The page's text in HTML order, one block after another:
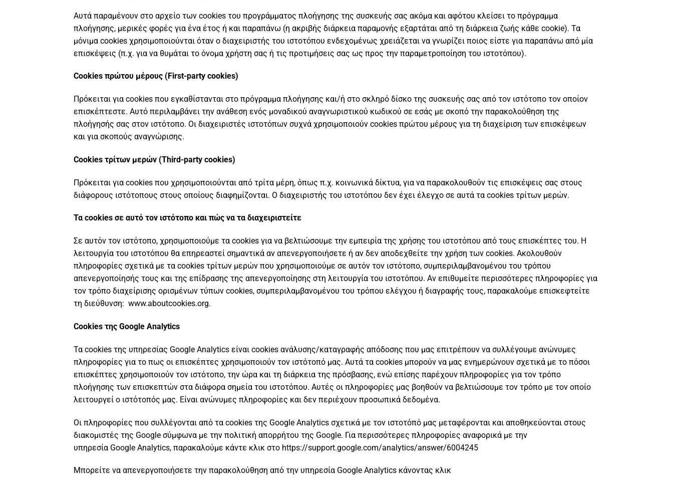
Αυτά παραμένουν στο αρχείο των cookies του προγράμματος πλοήγησης της συσκευής σας ακόμα και αφότου κλείσει το πρόγραμμα
πλοήγησης, μερικές φορές για ένα έτος ή και παραπάνω (η ακριβής διάρκεια παραμονής εξαρτάται από τη διάρκεια ζωής κάθε cookie). Τα
μόνιμα cookies χρησιμοποιούνται όταν ο διαχειριστής του ιστοτόπου ενδεχομένως χρειάζεται να γνωρίζει ποιος είστε για παραπάνω από μία
επισκέψεις (π.χ. για να θυμάται το όνομα χρήστη σας ή τις προτιμήσεις σας ως προς την παραμετροποίηση του ιστοτόπου).
Cookies πρώτου μέρους (First-party cookies)
Πρόκειται για cookies που εγκαθίστανται στο πρόγραμμα πλοήγησης και/ή στο σκληρό δίσκο της συσκευής σας από τον ιστότοπο τον οποίον
επισκέπτεστε. Αυτό περιλαμβάνει την ανάθεση ενός μοναδικού αναγνωριστικού κωδικού σε εσάς με σκοπό την παρακολούθηση της
πλοήγησής σας στον ιστότοπο. Οι διαχειριστές ιστοτόπων συχνά χρησιμοποιούν cookies πρώτου μέρους για τη διαχείριση των επισκέψεων
και για σκοπούς αναγνώρισης.
Cookies τρίτων μερών (Third-party cookies)
Πρόκειται για cookies που χρησιμοποιούνται από τρίτα μέρη, όπως π.χ. κοινωνικά δίκτυα, για να παρακολουθούν τις επισκέψεις σας στους
διάφορους ιστότοπους στους οποίους διαφημίζονται. Ο διαχειριστής του ιστοτόπου δεν έχει έλεγχο σε αυτά τα cookies τρίτων μερών.
Τα cookies σε αυτό τον ιστότοπο και πώς να τα διαχειριστείτε
Σε αυτόν τον ιστότοπο, χρησιμοποιούμε τα cookies για να βελτιώσουμε την εμπειρία της χρήσης του ιστοτόπου από τους επισκέπτες του. Η
λειτουργία του ιστοτόπου θα επηρεαστεί σημαντικά αν απενεργοποιήσετε ή αν δεν αποδεχθείτε την χρήση των cookies. Ακολουθούν
πληροφορίες σχετικά με τα cookies τρίτων μερών που χρησιμοποιούμε σε αυτόν τον ιστότοπο, συμπεριλαμβανομένου του τρόπου
απενεργοποίησής τους και της επίδρασης της απενεργοποίησης στη λειτουργία του ιστοτόπου. Αν επιθυμείτε περισσότερες πληροφορίες για
τον τρόπο διαχείρισης ορισμένων τύπων cookies, συμπεριλαμβανομένου του τρόπου ελέγχου ή διαγραφής τους, παρακαλούμε επισκεφτείτε
τη διεύθυνση: www.aboutcookies.org.
Cookies της Google Analytics
Τα cookies της υπηρεσίας Google Analytics είναι cookies ανάλυσης/καταγραφής απόδοσης που μας επιτρέπουν να συλλέγουμε ανώνυμες
πληροφορίες για το πως οι επισκέπτες χρησιμοποιούν τον ιστότοπό μας. Αυτά τα cookies μπορούν να μας ενημερώνουν σχετικά με το πόσοι
επισκέπτες χρησιμοποιούν τον ιστότοπο, την ώρα και τη διάρκεια της πρόσβασης, ενώ επίσης παρέχουν πληροφορίες για τον τρόπο
πλοήγησης των επισκεπτών στα διάφορα σημεία του ιστοτόπου. Αυτές οι πληροφορίες μας βοηθούν να βελτιώσουμε τον τρόπο με τον οποίο
λειτουργεί ο ιστότοπός μας. Είναι ανώνυμες πληροφορίες και δεν περιέχουν προσωπικά δεδομένα.
Οι πληροφορίες που συλλέγονται από τα cookies της Google Analytics σχετικά με τον ιστοτόπό μας μεταφέρονται και αποθηκεύονται στους
διακομιστές της Google σύμφωνα με την πολιτική απορρήτου της Google. Για περισσότερες πληροφορίες αναφορικά με την
υπηρεσία Google Analytics, παρακαλούμε κάντε κλικ στο https://support.google.com/analytics/answer/6004245
Μπορείτε να απενεργοποιήσετε την παρακολούθηση από την υπηρεσία Google Analytics κάνοντας κλικ